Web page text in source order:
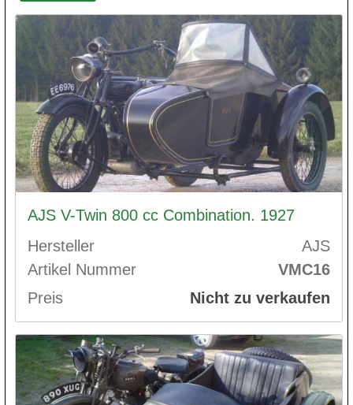
AJS V-Twin 800 cc Combination. 1927
Hersteller
AJS
Artikel Nummer
VMC16
Preis
Nicht zu verkaufen